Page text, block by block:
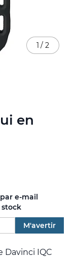
en
e-mail
M'avertir
Davinci IQC
1 / 2